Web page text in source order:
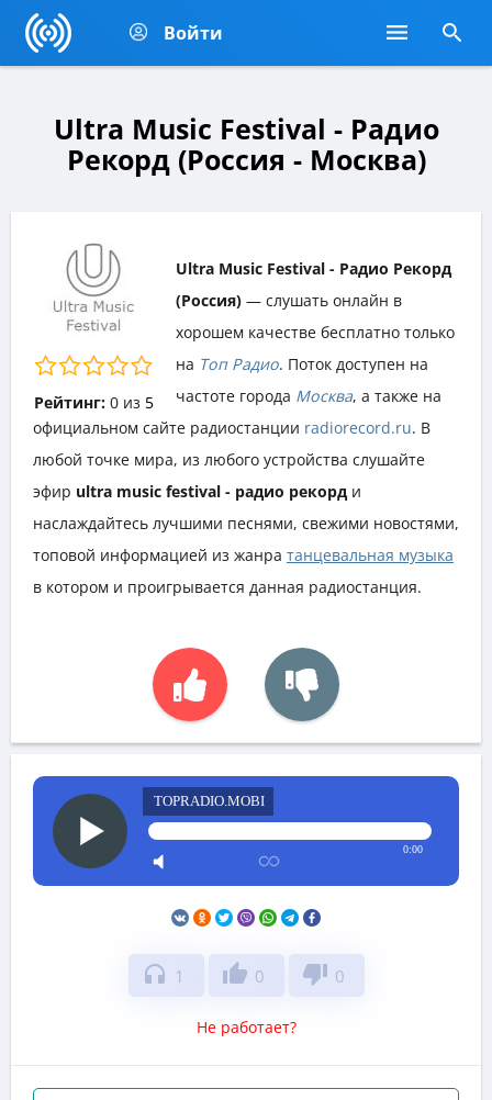
Войти
Ultra Music Festival - Радио
Рекорд (Россия - Москва)
Рейтинг: 0из 5
Ultra Music Festival - Радио Рекорд
(Россия) — слушать онлайн в
хорошем качестве бесплатно только
на Топ Радио. Поток доступен на
частоте города Москва, а также на
официальном сайте радиостанции radiorecord.ru. В
любой точке мира, из любого устройства слушайте
эфир ultra music festival - радио рекорд и
наслаждайтесь лучшими песнями, свежими новостями,
топовой информацией из жанра танцевальная музыка
в котором и проигрывается данная радиостанция.
TOPRADIO.MOBI
0:00
headphones 1 thumb_up 0 thumb_down 0
Не работает?